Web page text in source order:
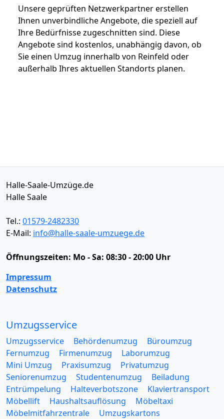
Unsere geprüften Netzwerkpartner erstellen
Ihnen unverbindliche Angebote, die speziell auf
Ihre Bedürfnisse zugeschnitten sind. Diese
Angebote sind kostenlos, unabhängig davon, ob
Sie einen Umzug innerhalb von Reinfeld oder
außerhalb Ihres aktuellen Standorts planen.
Halle-Saale-Umzüge.de
Halle Saale
Tel.: 01579-2482330
E-Mail: info@halle-saale-umzuege.de
Öffnungszeiten: Mo - Sa: 08:30 - 20:00 Uhr
Impressum
Datenschutz
Umzugsservice
Umzugsservice Behördenumzug
Büroumzug
Fernumzug
Firmenumzug
Laborumzug
Mini Umzug
Praxisumzug
Privatumzug
Seniorenumzug
Studentenumzug
Beiladung
Entrümpelung
Halteverbotszone
Klaviertransport
Möbellift
Haushaltsauflösung
Möbeltaxi
Möbelmitfahrzentrale
Umzugskartons